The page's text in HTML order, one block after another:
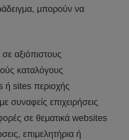
μπορούν να
αξιόπιστους
καταλόγους
ή sites περιοχής
συναφείς επιχειρήσεις
σε θεματικά websites
επιμελητήρια ή